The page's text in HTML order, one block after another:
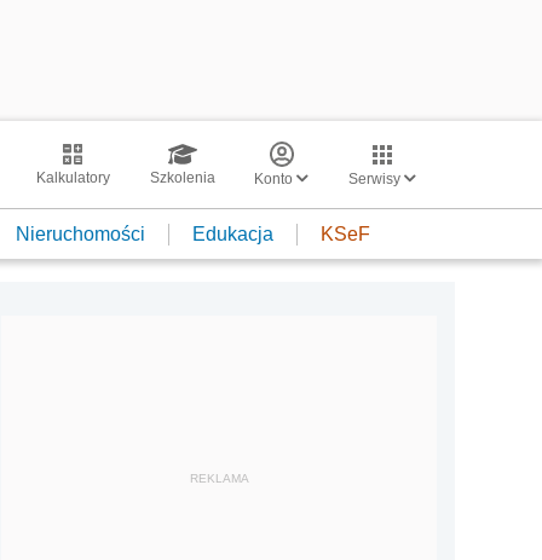
Kalkulatory Szkolenia Konto Serwisy
Nieruchomości Edukacja KSeF
REKLAMA